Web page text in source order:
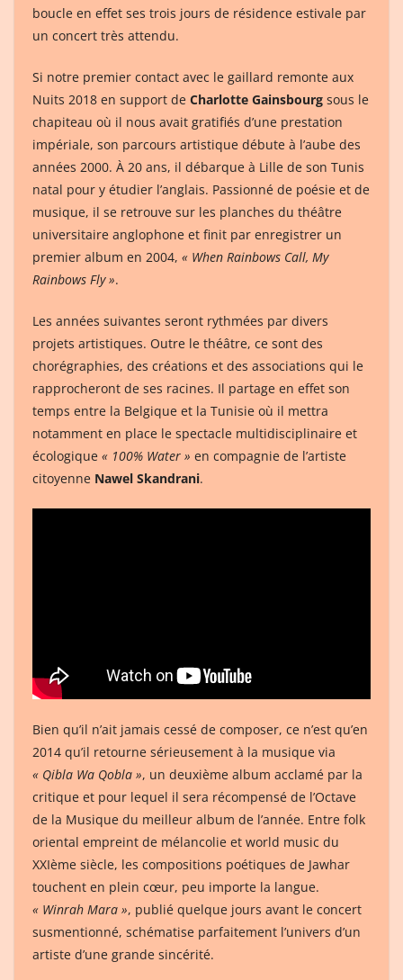
boucle en effet ses trois jours de résidence estivale par
un concert très attendu.
Si notre premier contact avec le gaillard remonte aux
Nuits 2018 en support de Charlotte Gainsbourg sous le
chapiteau où il nous avait gratifiés d’une prestation
impériale, son parcours artistique débute à l’aube des
années 2000. À 20 ans, il débarque à Lille de son Tunis
natal pour y étudier l’anglais. Passionné de poésie et de
musique, il se retrouve sur les planches du théâtre
universitaire anglophone et finit par enregistrer un
premier album en 2004, « When Rainbows Call, My
Rainbows Fly ».
Les années suivantes seront rythmées par divers
projets artistiques. Outre le théâtre, ce sont des
chorégraphies, des créations et des associations qui le
rapprocheront de ses racines. Il partage en effet son
temps entre la Belgique et la Tunisie où il mettra
notamment en place le spectacle multidisciplinaire et
écologique « 100% Water » en compagnie de l’artiste
citoyenne Nawel Skandrani.
Bien qu’il n’ait jamais cessé de composer, ce n’est qu’en
2014 qu’il retourne sérieusement à la musique via
« Qibla Wa Qobla », un deuxième album acclamé par la
critique et pour lequel il sera récompensé de l’Octave
de la Musique du meilleur album de l’année. Entre folk
oriental empreint de mélancolie et world music du
XXIème siècle, les compositions poétiques de Jawhar
touchent en plein cœur, peu importe la langue.
« Winrah Mara », publié quelque jours avant le concert
susmentionné, schématise parfaitement l’univers d’un
artiste d’une grande sincérité.